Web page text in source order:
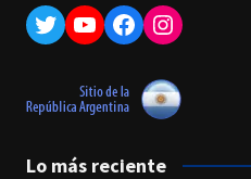
Twitter
YouTube
Facebook
Instagram
Lo más reciente